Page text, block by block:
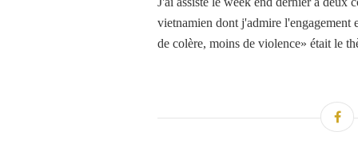
vietnamien dont j'admire
de colère, moins de violence» était le